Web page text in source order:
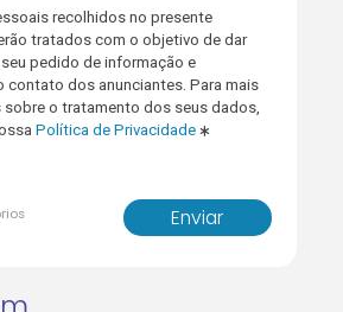
recolhidos no presente
tratados com o objetivo de dar
pedido de informação e
contato dos anunciantes. Para mais
o tratamento dos seus dados,
Política de Privacidade
Enviar